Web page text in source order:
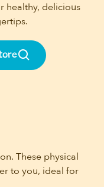
healthy, delicious
These physical
to you, ideal for